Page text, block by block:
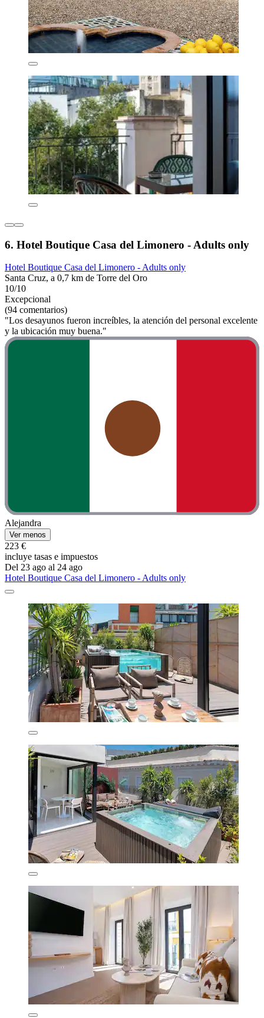
6. Hotel Boutique Casa del Limonero - Adults only
Hotel Boutique Casa del Limonero - Adults only
Santa Cruz, a 0,7 km de Torre del Oro
10/10
Excepcional
(94 comentarios)
"Los desayunos fueron increíbles, la atención del personal excelente
y la ubicación muy buena."
Alejandra
Ver menos
223 €
incluye tasas e impuestos
Del 23 ago al 24 ago
Hotel Boutique Casa del Limonero - Adults only